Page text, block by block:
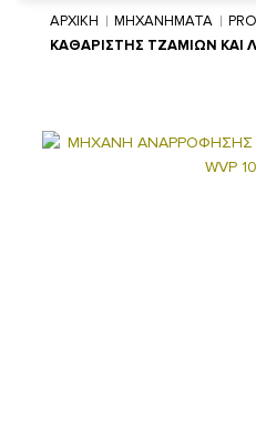
ΑΡΧΙΚΗ ΜΗΧΑΝΗΜΑΤΑ
ΚΑΘΑΡΙΣΤΗΣ ΤΖΑΜΙΩΝ ΚΑΙ